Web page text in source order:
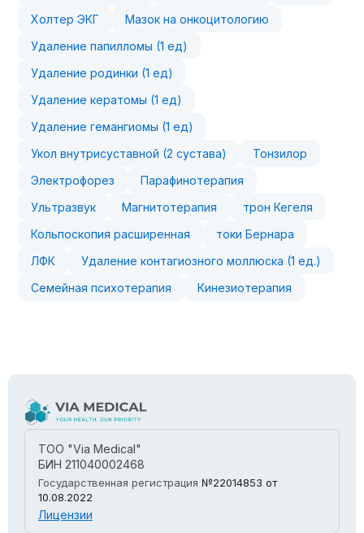
Холтер ЭКГ
Мазок на онкоцитологию
Удаление папилломы (1 ед)
Удаление родинки (1 ед)
Удаление кератомы (1 ед)
Удаление гемангиомы (1 ед)
Укол внутрисуставной (2 сустава)
Тонзилор
Электрофорез
Парафинотерапия
Ультразвук
Магнитотерапия
трон Кегеля
Кольпоскопия расширенная
токи Бернара
ЛФК
Удаление контагиозного моллюска (1 ед.)
Семейная психотерапия
Кинезиотерапия
ТОО "Via Medical"
БИН 211040002468
Государственная регистрация №22014853 от
10.08.2022
Лицензии